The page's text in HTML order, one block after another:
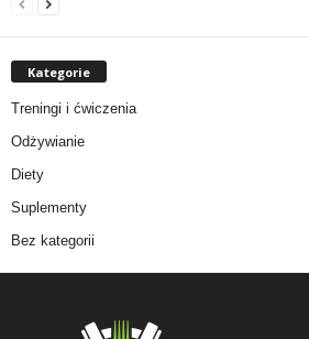
Kategorie
Treningi i ćwiczenia
Odżywianie
Diety
Suplementy
Bez kategorii